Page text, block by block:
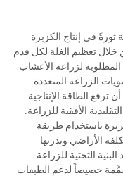
في إنتاج الكزبرة
خلال تعظيم الغلة لكل قدم
المطلوبة لزراعة الأعشاب
الزراعة المتعددة
ترفع الطاقة الإنتاجية
بالطرق التقليدية الأفقية للزراعة.
باستخدام طريقة
الأراضي وندرتها
التحتية للزراعة
خصيصاً لدعم الطبقات